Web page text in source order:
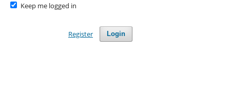
Keep me logged in
Login
Register